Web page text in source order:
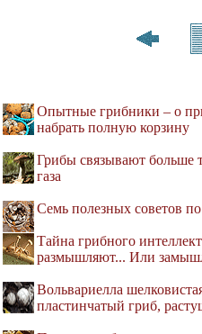
Опытные грибники – о
набрать полную корзину
Грибы связывают больше
газа
Семь полезных советов
Тайна грибного
размышляют... Или
Вольвариелла
пластинчатый гриб,